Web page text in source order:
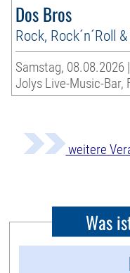
Dos Bros
Rock, Rock´n´Roll
Samstag, 08.08.2026
Jolys Live-Music-Bar,
weitere
Was